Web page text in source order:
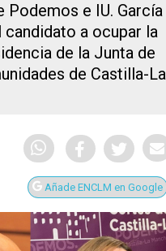
Podemos e IU.
candidato a ocupar la
de la Junta de
de Castilla-
Añade ENCLM en Google